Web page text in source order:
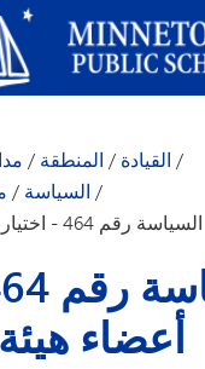
مدارس
/ المنطقة / القيادة /
/ السياسة /
السياسة رقم 464 - اختيار أعضاء هيئة التدريس
أعضاء